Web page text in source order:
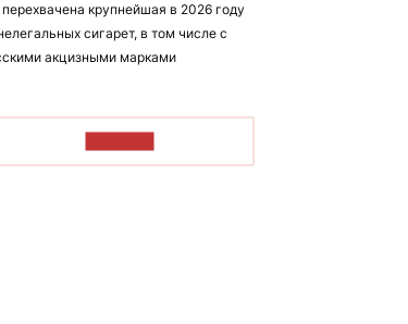
крупнейшая в 2026 году
сигарет, в том числе с
акцизными марками